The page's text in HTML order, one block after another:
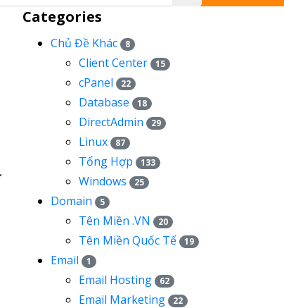
Categories
Chủ Đề Khác 8
Client Center 15
cPanel 22
Database 18
DirectAdmin 29
Linux 87
Tổng Hợp 133
Windows 25
Domain 5
Tên Miền .VN 20
Tên Miền Quốc Tế 19
Email 1
Email Hosting 62
Email Marketing 22